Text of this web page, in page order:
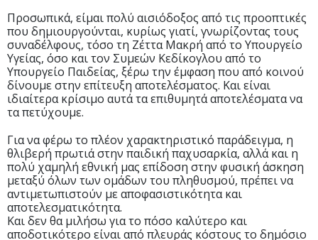
Προσωπικά, είμαι πολύ αισιόδοξος από τις προοπτικές
που δημιουργούνται, κυρίως γιατί, γνωρίζοντας τους
συναδέλφους, τόσο τη Ζέττα Μακρή από το Υπουργείο
Υγείας, όσο και τον Συμεών Κεδίκογλου από το
Υπουργείο Παιδείας, ξέρω την έμφαση που από κοινού
δίνουμε στην επίτευξη αποτελέσματος. Και είναι
ιδιαίτερα κρίσιμο αυτά τα επιθυμητά αποτελέσματα να
τα πετύχουμε.
Για να φέρω το πλέον χαρακτηριστικό παράδειγμα, η
θλιβερή πρωτιά στην παιδική παχυσαρκία, αλλά και η
πολύ χαμηλή εθνική μας επίδοση στην φυσική άσκηση
μεταξύ όλων των ομάδων του πληθυσμού, πρέπει να
αντιμετωπιστούν με αποφασιστικότητα και
αποτελεσματικότητα.
Και δεν θα μιλήσω για το πόσο καλύτερο και
αποδοτικότερο είναι από πλευράς κόστους το δημόσιο